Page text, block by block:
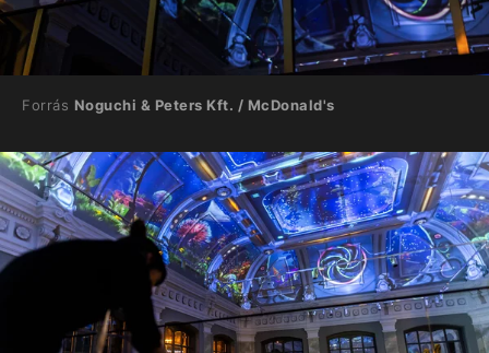
Forrás Noguchi & Peters Kft. / McDonald's